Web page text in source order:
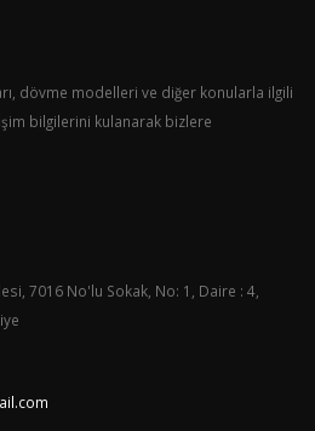
dövme modelleri ve diğer konularla ilgili
bilgilerini kulanarak bizlere
7016 No'lu Sokak, No: 1, Daire : 4,